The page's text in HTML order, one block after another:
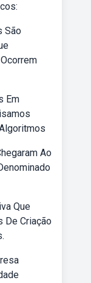
São
Em
Ao
Que
De Criação